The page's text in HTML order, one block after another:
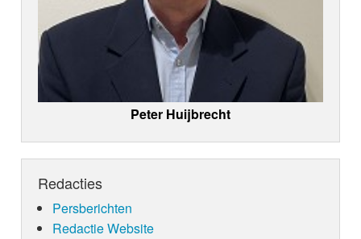
Peter Huijbrecht
Redacties
Persberichten
Redactie Website